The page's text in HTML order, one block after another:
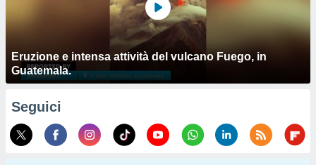
Eruzione e intensa attività del vulcano Fuego, in
Guatemala.
Seguici